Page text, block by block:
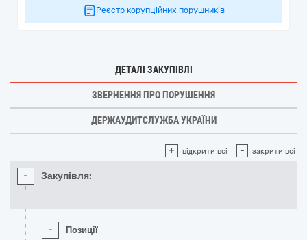
Реєстр корупційних порушників
ДЕТАЛІ ЗАКУПІВЛІ
ЗВЕРНЕННЯ ПРО ПОРУШЕННЯ
ДЕРЖАУДИТСЛУЖБА УКРАЇНИ
+ відкрити всі - закрити всі
- Закупівля:
- Позиції